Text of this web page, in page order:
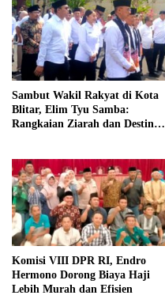
Sambut Wakil Rakyat di Kota
Blitar, Elim Tyu Samba:
Rangkaian Ziarah dan Destinasi
Komisi VIII DPR RI, Endro
Hermono Dorong Biaya Haji
Lebih Murah dan Efisien